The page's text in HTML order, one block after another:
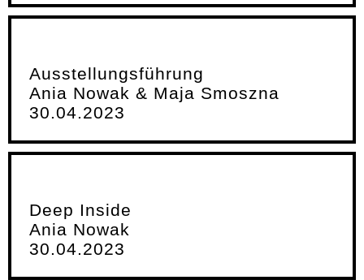
Ausstellungsführung
Ania Nowak & Maja Smoszna
30.04.2023
Deep Inside
Ania Nowak
30.04.2023